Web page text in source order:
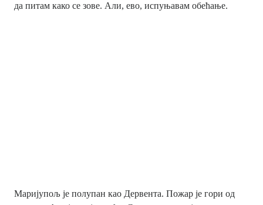
да питам како се зове. Али, ево, испуњавам обећање.
Маријупољ је полупан као Дервента. Пожар је гори од